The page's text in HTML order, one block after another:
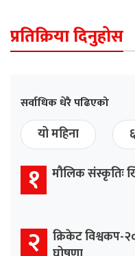
प्रतिक्रिया दिनुहोस
सर्वाधिक धेरै पढिएको
यो महिना
१ मौलिक संस्कृतिः
२ क्रिकेट